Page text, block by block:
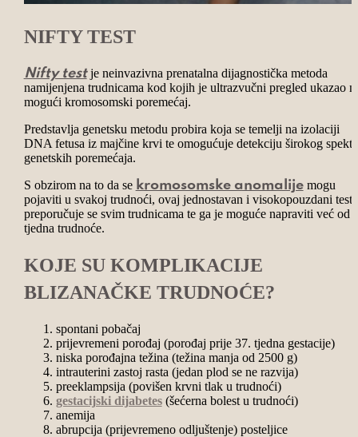
NIFTY TEST
Nifty testje neinvazivna prenatalna dijagnostička metoda
namijenjena trudnicama kod kojih je ultrazvučni pregled ukazao
mogući kromosomski poremećaj.
Predstavlja genetsku metodu probira koja se temelji na izolaciji
DNA fetusa iz majčine krvi te omogućuje detekciju širokog
genetskih poremećaja.
S obzirom na to da se kromosomske anomalijemogu
pojaviti u svakoj trudnoći, ovaj jednostavan i visokopouzdani test,
preporučuje se svim trudnicama te ga je moguće napraviti već od
tjedna trudnoće.
KOJE SU KOMPLIKACIJE
BLIZANAČKE TRUDNOĆE?
spontani pobačaj
prijevremeni porođaj (porođaj prije 37. tjedna gestacije)
niska porođajna težina (težina manja od 2500 g)
intrauterini zastoj rasta (jedan plod se ne razvija)
preeklampsija (povišen krvni tlak u trudnoći)
gestacijski dijabetes(šećerna bolest u trudnoći)
anemija
abrupcija (prijevremeno odljuštenje) posteljice